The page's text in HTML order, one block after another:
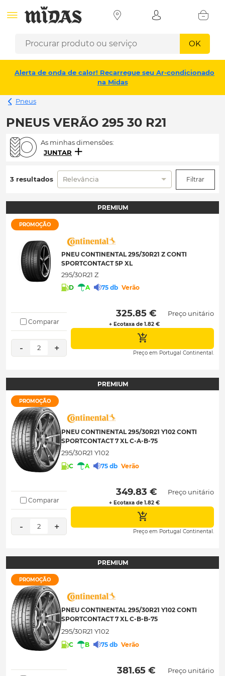
OK
Alerta de onda de calor! Recarregue seu Ar-condicionado
na Midas
Pneus
PNEUS VERÃO 295 30 R21
As minhas dimensões:
JUNTAR
3 resultados Relevância Filtrar
PREMIUM
PROMOÇÃO
PNEU CONTINENTAL 295/30R21 Z CONTI
SPORTCONTACT 5P XL
295/30R21 Z
D A 75 db Verão
Comparar
- 2 +
325.85 €
+ Ecotaxa de 1.82 €
Preço unitário
Preço em Portugal Continental.
PREMIUM
PROMOÇÃO
PNEU CONTINENTAL 295/30R21 Y102 CONTI
SPORTCONTACT 7 XL C-A-B-75
295/30R21 Y102
C A 75 db Verão
Comparar
- 2 +
349.83 €
+ Ecotaxa de 1.82 €
Preço unitário
Preço em Portugal Continental.
PREMIUM
PROMOÇÃO
PNEU CONTINENTAL 295/30R21 Y102 CONTI
SPORTCONTACT 7 XL C-B-B-75
295/30R21 Y102
C B 75 db Verão
381.65 € Preço unitário